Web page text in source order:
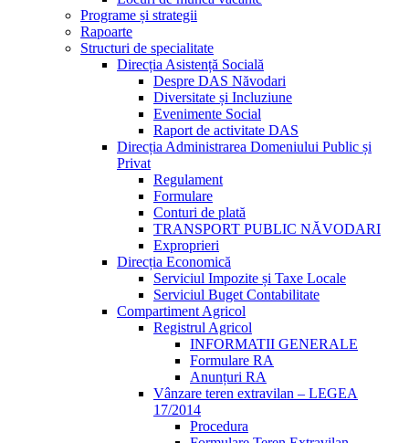
Programe și strategii
Rapoarte
Structuri de specialitate
Direcția Asistență Socială
Despre DAS Năvodari
Diversitate și Incluziune
Evenimente Social
Raport de activitate DAS
Direcția Administrarea Domeniului Public și
Privat
Regulament
Formulare
Conturi de plată
TRANSPORT PUBLIC NĂVODARI
Exproprieri
Direcția Economică
Serviciul Impozite și Taxe Locale
Serviciul Buget Contabilitate
Compartiment Agricol
Registrul Agricol
INFORMATII GENERALE
Formulare RA
Anunțuri RA
Vânzare teren extravilan – LEGEA
17/2014
Procedura